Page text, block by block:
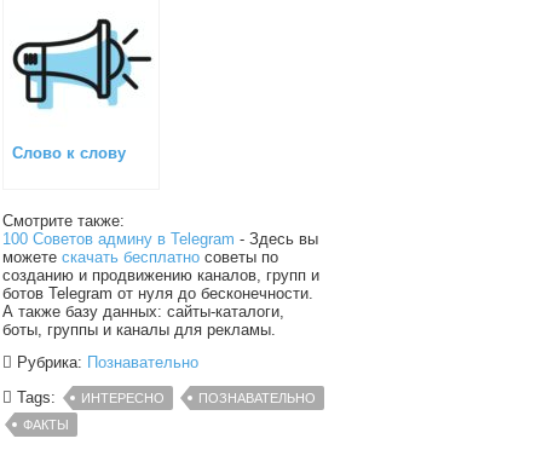
Слово к слову
Смотрите также:
100 Советов админу в Telegram - Здесь вы
можетескачать бесплатно советы по
созданию и продвижению каналов, групп и
ботов Telegram от нуля до бесконечности.
А также базу данных: сайты-каталоги,
боты, группы и каналы для рекламы.
Рубрика: Познавательно
Tags:
ИНТЕРЕСНО
ПОЗНАВАТЕЛЬНО
ФАКТЫ